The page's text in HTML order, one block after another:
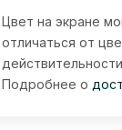
Цвет на экране
отличаться от
действительности
Подробнее о